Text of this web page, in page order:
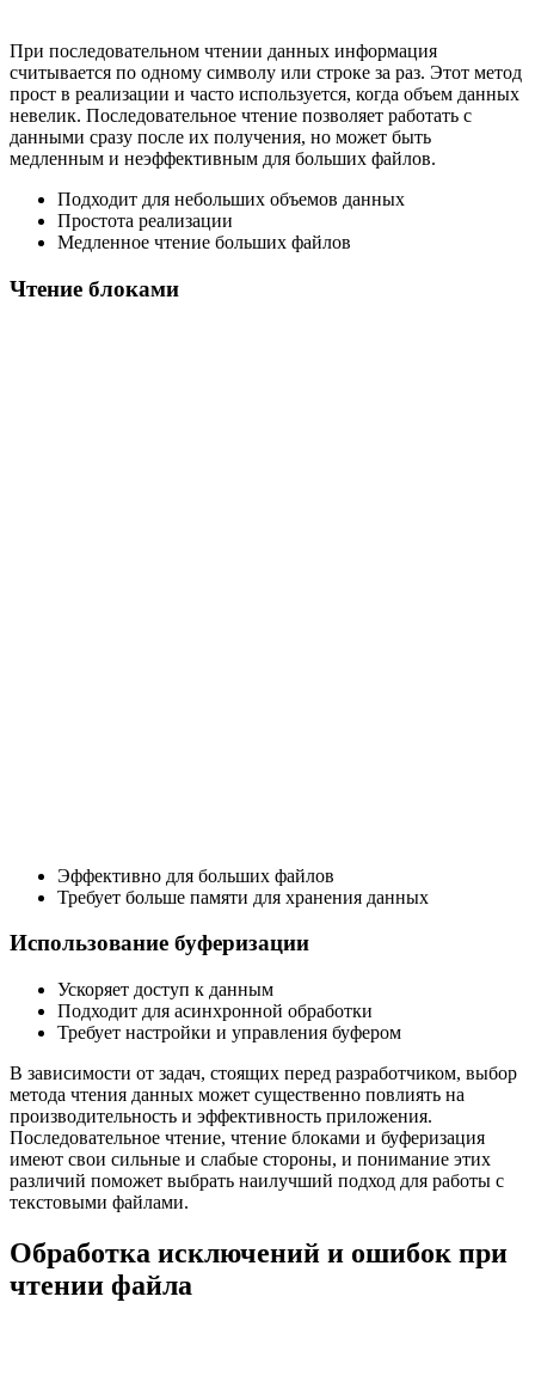
При последовательном чтении данных информация
считывается по одному символу или строке за раз. Этот метод
прост в реализации и часто используется, когда объем данных
невелик. Последовательное чтение позволяет работать с
данными сразу после их получения, но может быть
медленным и неэффективным для больших файлов.
Подходит для небольших объемов данных
Простота реализации
Медленное чтение больших файлов
Чтение блоками
Эффективно для больших файлов
Требует больше памяти для хранения данных
Использование буферизации
Ускоряет доступ к данным
Подходит для асинхронной обработки
Требует настройки и управления буфером
В зависимости от задач, стоящих перед разработчиком, выбор
метода чтения данных может существенно повлиять на
производительность и эффективность приложения.
Последовательное чтение, чтение блоками и буферизация
имеют свои сильные и слабые стороны, и понимание этих
различий поможет выбрать наилучший подход для работы с
текстовыми файлами.
Обработка исключений и ошибок при
чтении файла